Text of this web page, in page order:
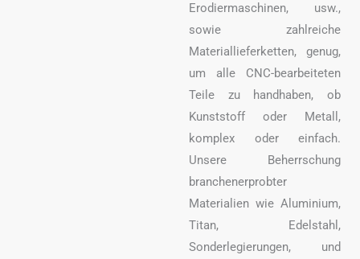
Erodiermaschinen, usw.,
sowie zahlreiche
Materiallieferketten, genug,
um alle CNC-bearbeiteten
Teile zu handhaben, ob
Kunststoff oder Metall,
komplex oder einfach.
Unsere Beherrschung
branchenerprobter
Materialien wie Aluminium,
Titan, Edelstahl,
Sonderlegierungen, und